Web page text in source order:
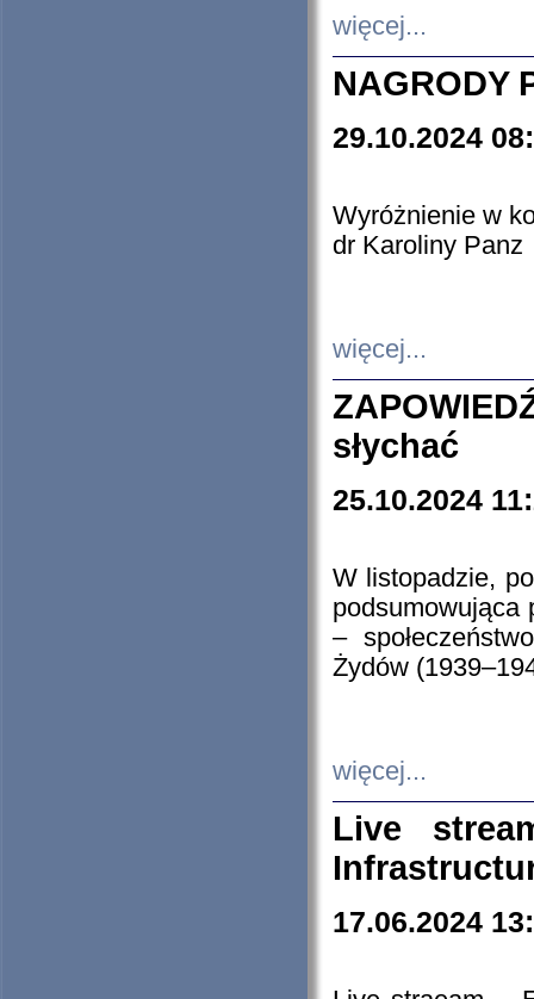
więcej...
NAGRODY
29.10.2024
Wyróżnienie w
dr Karoliny Panz
więcej...
słychać
25.10.2024
W listopadzie,
podsumowująca
–
Żydów
więcej...
Live
17.06.2024